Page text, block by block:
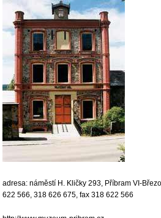
adresa: náměstí H. Kličky 293, Příbram VI-
622 566, 318 626 675, fax 318 622 566